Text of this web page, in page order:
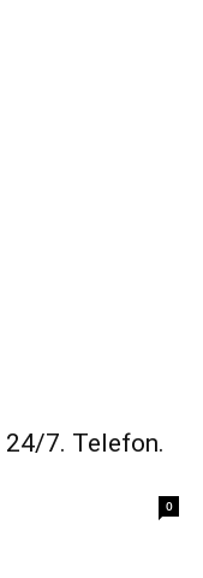
24/7. Telefon.
0